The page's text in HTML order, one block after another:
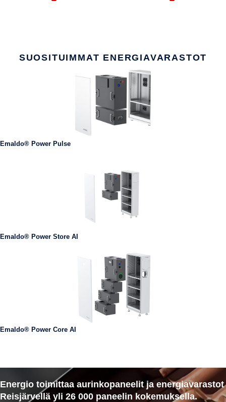
SUOSITUIMMAT ENERGIAVARASTOT
Emaldo® Power Pulse
Emaldo® Power Store AI
Emaldo® Power Core AI
Energio toimittaa aurinkopaneelit ja energiavarastot
Reisjärvellä yli 26 000 paneelin kokemuksella.